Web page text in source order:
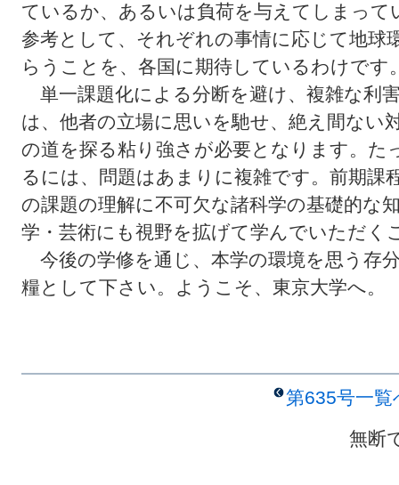
ているか、あるいは負荷を与えてしまっ
参考として、それぞれの事情に応じて地球
らうことを、各国に期待しているわけです
単一課題化による分断を避け、複雑な利
は、他者の立場に思いを馳せ、絶え間ない
の道を探る粘り強さが必要となります。た
るには、問題はあまりに複雑です。前期課
の課題の理解に不可欠な諸科学の基礎的な
学・芸術にも視野を拡げて学んでいただく
今後の学修を通じ、本学の環境を思う存
糧として下さい。ようこそ、東京大学へ。
第635号一覧
無断